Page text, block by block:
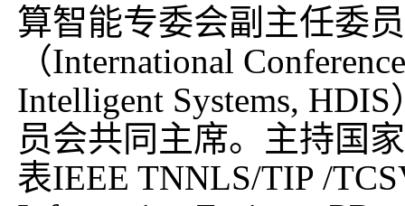
算智能专委会副主任委
（International
Intelligent Systems, HDIS
员会共同主席。主持国
表IEEE TNNLS/TIP /